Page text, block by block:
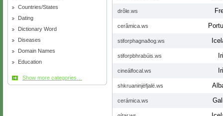
Countries/States
Dating
Dictionary Word
Diseases
Domain Names
Education
Show more categories…
drôle.ws
cerâmica.ws
stiforphagnaðog.ws
stiforpbhrabúis.ws
cineálfocal.ws
shkruaninjëfjalë.ws
cerámica.ws